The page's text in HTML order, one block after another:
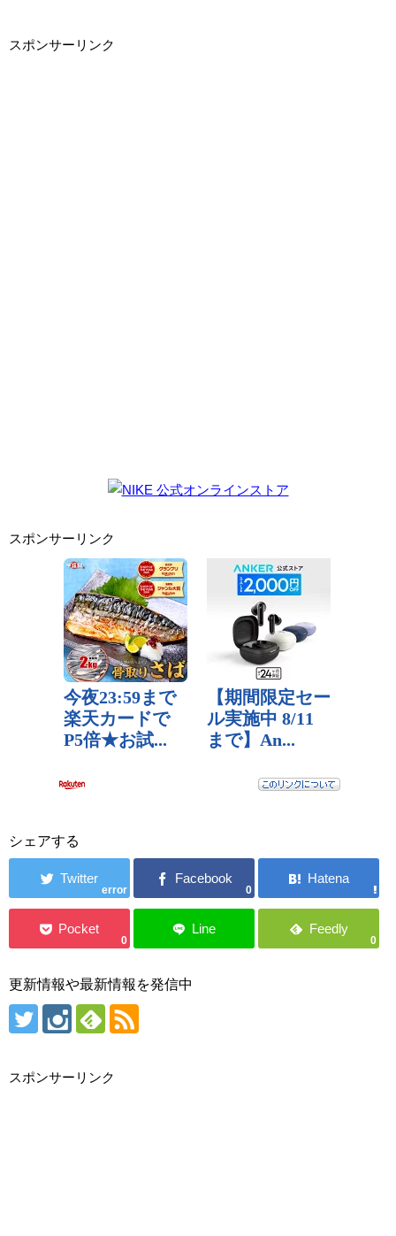
スポンサーリンク
スポンサーリンク
シェアする
error 0
0 0
更新情報や最新情報を発信中
スポンサーリンク